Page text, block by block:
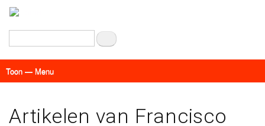
inhoud
Zoeken
Menu
Toon — Menu
Artikelen van Francisco